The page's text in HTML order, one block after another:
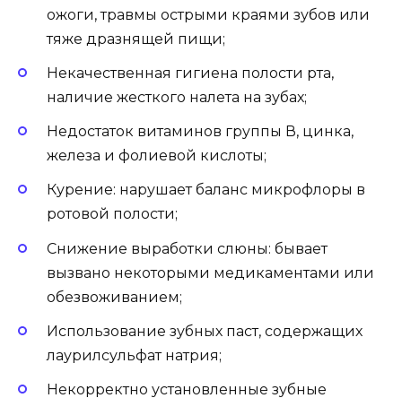
ожоги, травмы острыми краями зубов или
тяже дразнящей пищи;
Некачественная гигиена полости рта,
наличие жесткого налета на зубах;
Недостаток витаминов группы В, цинка,
железа и фолиевой кислоты;
Курение: нарушает баланс микрофлоры в
ротовой полости;
Снижение выработки слюны: бывает
вызвано некоторыми медикаментами или
обезвоживанием;
Использование зубных паст, содержащих
лаурилсульфат натрия;
Некорректно установленные зубные